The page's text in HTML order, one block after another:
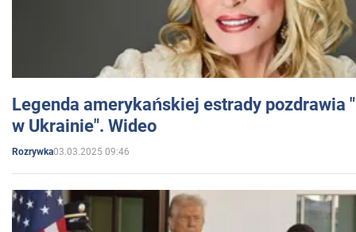
Legenda amerykańskiej estrady pozdrawia
w Ukrainie". Wideo
Rozrywka03.03.2025 09:46